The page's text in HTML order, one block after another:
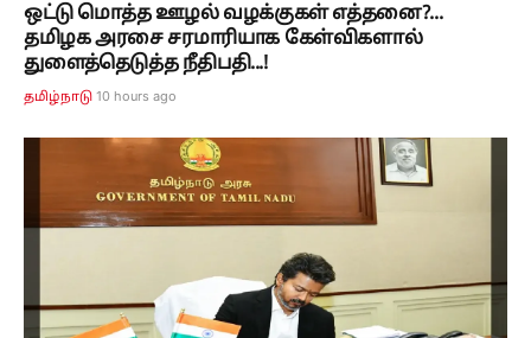
ஒட்டு மொத்த ஊழல் வழக்குகள் எத்தனை?...
தமிழக அரசை சரமாரியாக கேள்விகளால்
துளைத்தெடுத்த நீதிபதி...!
தமிழ்நாடு 10 hours ago